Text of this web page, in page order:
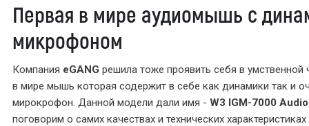
Первая в мире аудиомышь с
микрофоном
Компания eGANG решила тоже проявить себя в умственной
в мире мышь которая содержит в себе как динамики так и
мирокрофон. Данной модели дали имя - W3 IGM-7000
поговорим о самих качествах и технических